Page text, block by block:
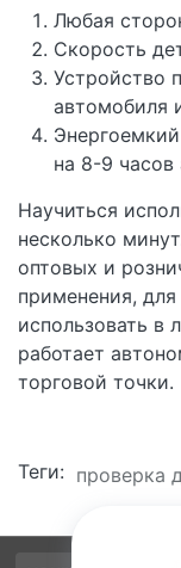
Любая
Скорость
Устройство
автомобиля
на 8-9
Научиться
несколько
оптовых и
применения,
использовать в
работает
торговой точки.
Теги: проверка